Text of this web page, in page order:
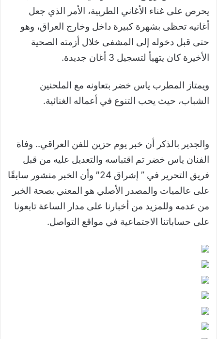
يحرص على غناء الأغاني الطربية، الأمر الذي جعل
أغانيه تحظى بشهرة كبيرة داخل وخارج العراق، وهو
حتى قبل دخوله إلى المشفى خلال أزمته الصحية
الأخيرة كان يتهيأ لتسجيل 3 أغان جديدة.
ويمتاز المطرب ياس خضر بتعاونه مع الملحنين
الشباب، حيث يحب التنوع في أعماله الغنائية.
والجدير بالذكر أن خبر يوم حزين للفن العراقي.. وفاة
الفنان ياس خضر تم اقتباسه والتعديل عليه من قبل
فريق التحرير في ” إشراق 24″ وأن الخبر منشور سابقًا
على عالميات والمصدر الأصلي هو المعني بصحة الخبر
من عدمه وللمزيد من أخبارنا على مدار الساعة تابعونا
على حساباتنا الاجتماعية في مواقع التواصل.